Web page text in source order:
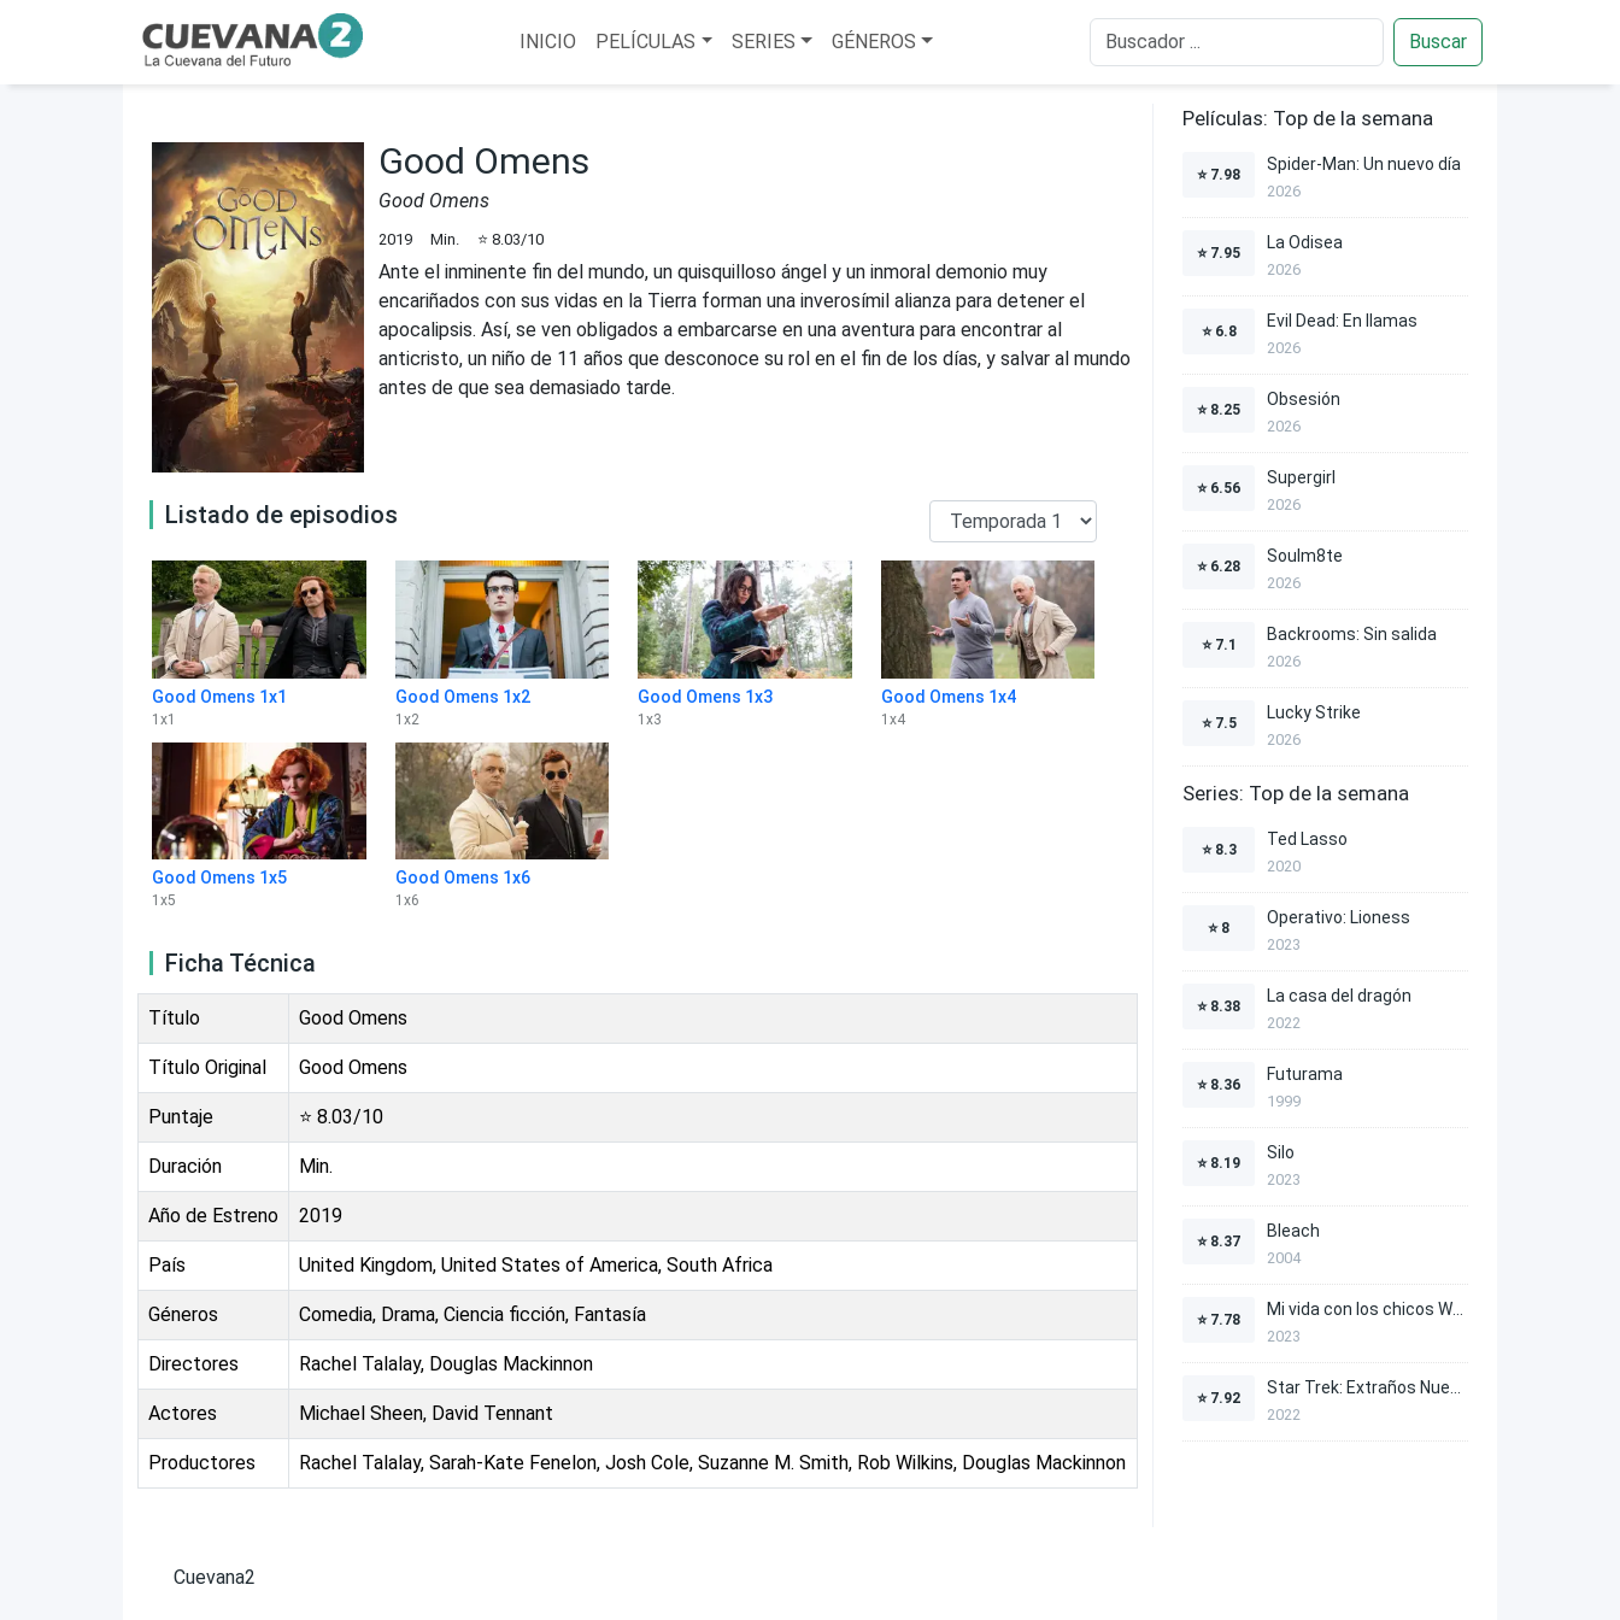
INICIO PELÍCULAS SERIES GÉNEROS Buscar
Good Omens
Good Omens
2019 Min. ⭐ 8.03/10
Ante el inminente fin del mundo, un quisquilloso ángel y un inmoral demonio muy
encariñados con sus vidas en la Tierra forman una inverosímil alianza para detener el
apocalipsis. Así, se ven obligados a embarcarse en una aventura para encontrar al
anticristo, un niño de 11 años que desconoce su rol en el fin de los días, y salvar al mundo
antes de que sea demasiado tarde.
Listado de episodios
Good Omens 1x1
1 x1
Good Omens 1x2
1 x2
Good Omens 1x3
1 x3
Good Omens 1x4
1 x4
Good Omens 1x5
1 x5
Good Omens 1x6
1 x6
Ficha Técnica
Título Good Omens
Título Original Good Omens
Puntaje ⭐ 8.03/10
Duración Min.
Año de Estreno 2019
País United Kingdom, United States of America, South Africa
Géneros Comedia, Drama, Ciencia ficción, Fantasía
Directores Rachel Talalay, Douglas Mackinnon
Actores Michael Sheen, David Tennant
Productores Rachel Talalay, Sarah-Kate Fenelon, Josh Cole, Suzanne M. Smith, Rob Wilkins, Douglas Mackinnon
Películas: Top de la semana
⭐ 7.98
Spider-Man: Un nuevo día
2026
⭐ 7.95
La Odisea
2026
⭐ 6.8
Evil Dead: En llamas
2026
⭐ 8.25
Obsesión
2026
⭐ 6.56
Supergirl
2026
⭐ 6.28
Soulm8te
2026
⭐ 7.1
Backrooms: Sin salida
2026
⭐ 7.5
Lucky Strike
2026
Series: Top de la semana
⭐ 8.3
Ted Lasso
2020
⭐ 8
Operativo: Lioness
2023
⭐ 8.38
La casa del dragón
2022
⭐ 8.36
Futurama
1999
⭐ 8.19
Silo
2023
⭐ 8.37
Bleach
2004
⭐ 7.78
2023
⭐ 7.92
2022
Cuevana2